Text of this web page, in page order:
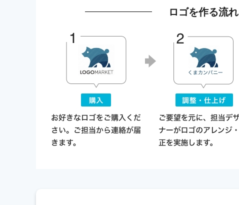
ロゴを作る流れ